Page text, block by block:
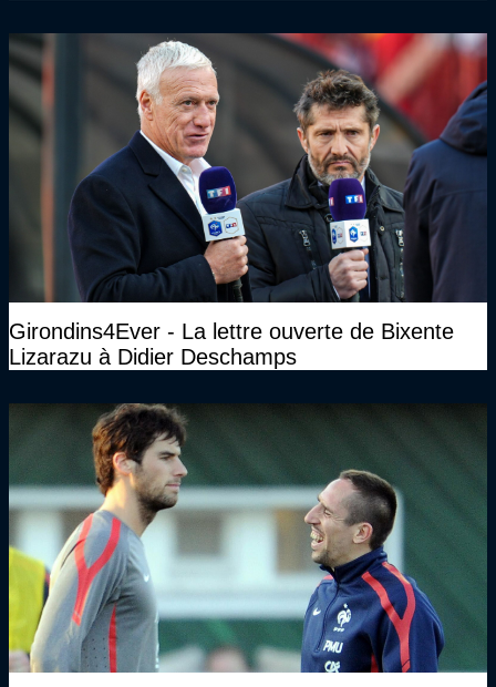
Girondins4Ever - La lettre ouverte de Bixente
Lizarazu à Didier Deschamps